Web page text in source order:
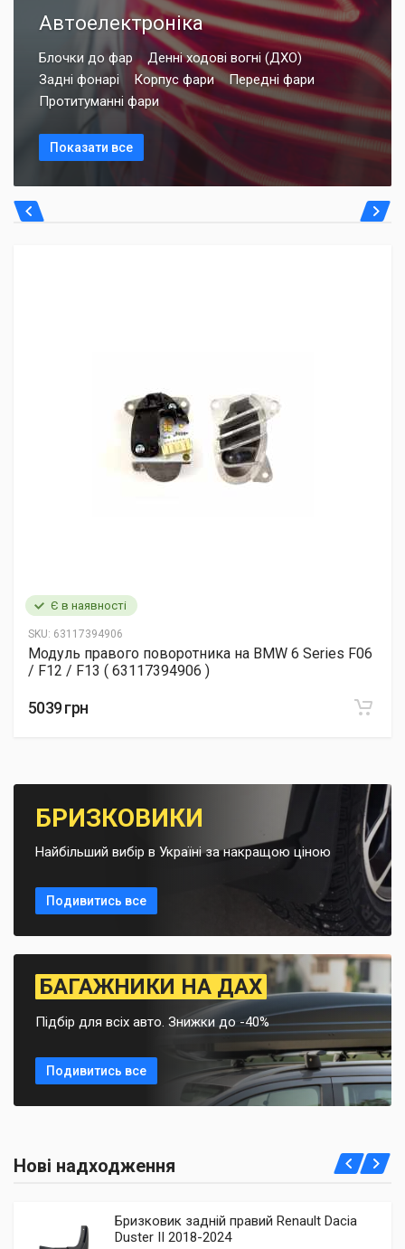
Автоелектроніка
Блочки до фар
Денні ходові вогні (ДХО)
Задні фонарі
Корпус фари
Передні фари
Протитуманні фари
Показати все
Є в наявності
SKU: 63117394906
Модуль правого поворотника на BMW 6 Series F06
/ F12 / F13 ( 63117394906 )
5039 грн
БРИЗКОВИКИ
Найбільший вибір в Україні за накращою ціною
Подивитись все
БАГАЖНИКИ НА ДАХ
Підбір для всіх авто. Знижки до -40%
Подивитись все
Нові надходження
Бризковик задній правий Renault Dacia
Duster II 2018-2024